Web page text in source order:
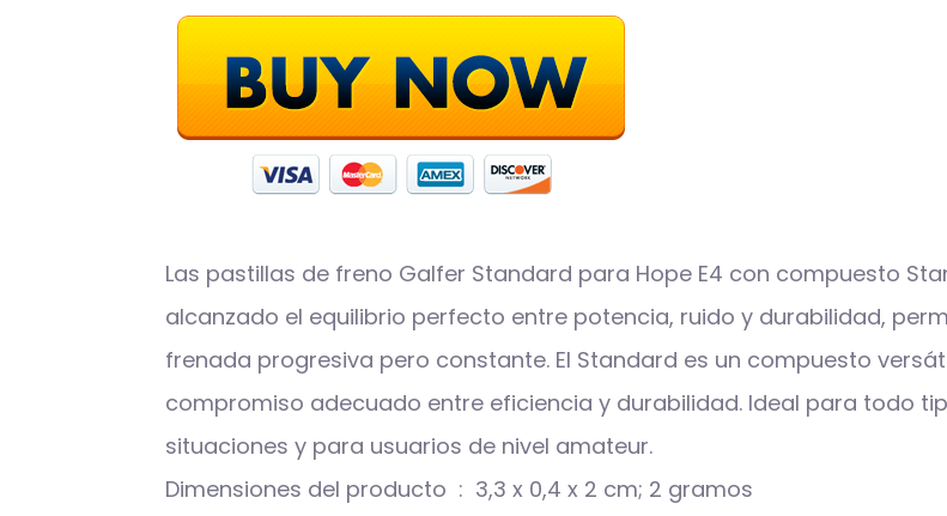
Las pastillas de freno Galfer Standard para Hope E4 con compuesto
alcanzado el equilibrio perfecto entre potencia, ruido y durabilidad,
frenada progresiva pero constante. El Standard es un compuesto
compromiso adecuado entre eficiencia y durabilidad. Ideal para todo
situaciones y para usuarios de nivel amateur.
Dimensiones del producto ‏ : ‎ 3,3 x 0,4 x 2 cm; 2 gramos